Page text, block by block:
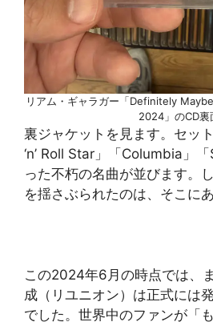
リアム・ギャラガー「Definitely
2024」のCD裏
裏ジャケットを見ます。セッ
‘n’ Roll Star」「Columbia」
った不朽の名曲が並びます。
を揺さぶられたのは、そこに
この2024年6月の時点では、
成（リユニオン）は正式には
でした。世界中のファンが「